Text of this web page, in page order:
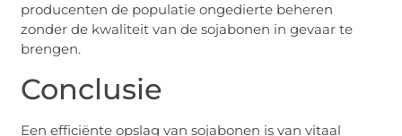
producenten de populatie ongedierte beheren
zonder de kwaliteit van de sojabonen in gevaar te
brengen.
Conclusie
Een efficiënte opslag van sojabonen is van vitaal